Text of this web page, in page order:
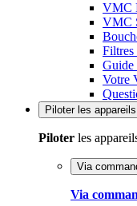
VMC
VMC
Guide
Votre
Piloter les appareils
Piloter les
Via
Via